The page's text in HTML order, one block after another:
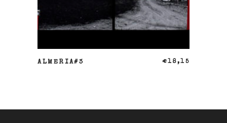
AÑADIR AL CARRITO
ALMERIA#3 €18,15